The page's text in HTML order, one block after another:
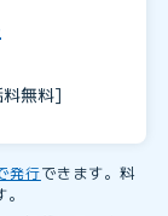
無料]
発行できます。料